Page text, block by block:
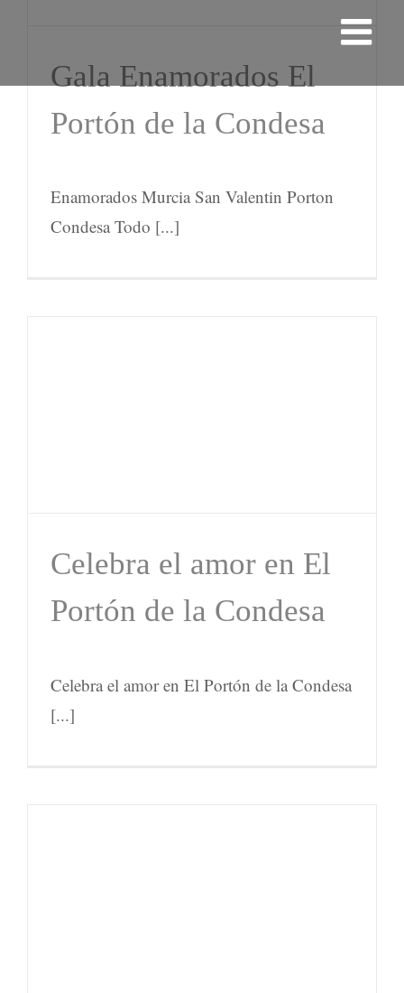
Gala Enamorados El
Portón de la Condesa
Enamorados Murcia San Valentin Porton
Condesa Todo [...]
Celebra el amor en El
Portón de la Condesa
Celebra el amor en El Portón de la Condesa
[...]